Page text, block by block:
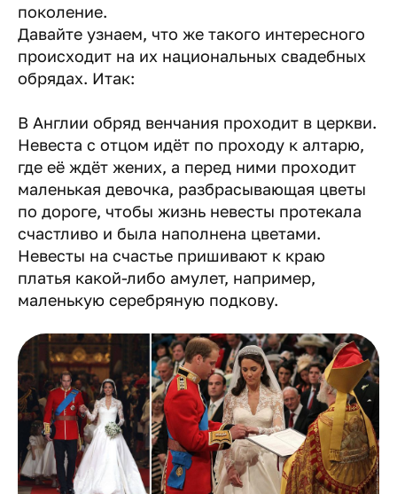
поколение.
Давайте узнаем, что же такого интересного
происходит на их национальных свадебных
обрядах. Итак:
В Англии обряд венчания проходит в церкви.
Невеста с отцом идёт по проходу к алтарю,
где её ждёт жених, а перед ними проходит
маленькая девочка, разбрасывающая цветы
по дороге, чтобы жизнь невесты протекала
счастливо и была наполнена цветами.
Невесты на счастье пришивают к краю
платья какой-либо амулет, например,
маленькую серебряную подкову.